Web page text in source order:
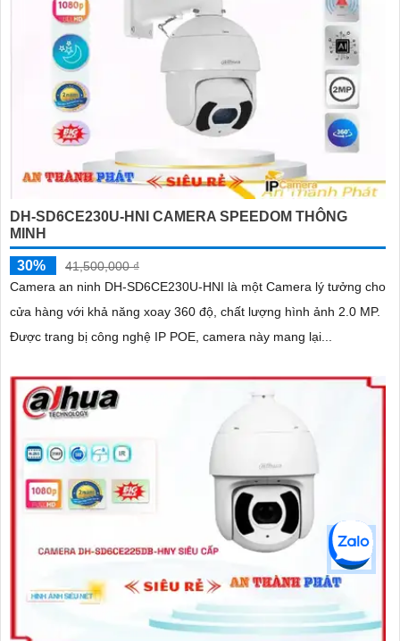
DH-SD6CE230U-HNI CAMERA SPEEDOM THÔNG
MINH
30%
41,500,000 ₫
Camera an ninh DH-SD6CE230U-HNI là một Camera lý tưởng cho
cửa hàng với khả năng xoay 360 độ, chất lượng hình ảnh 2.0 MP.
Được trang bị công nghệ IP POE, camera này mang lại...